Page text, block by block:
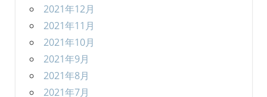
2021年12月
2021年11月
2021年10月
2021年9月
2021年8月
2021年7月